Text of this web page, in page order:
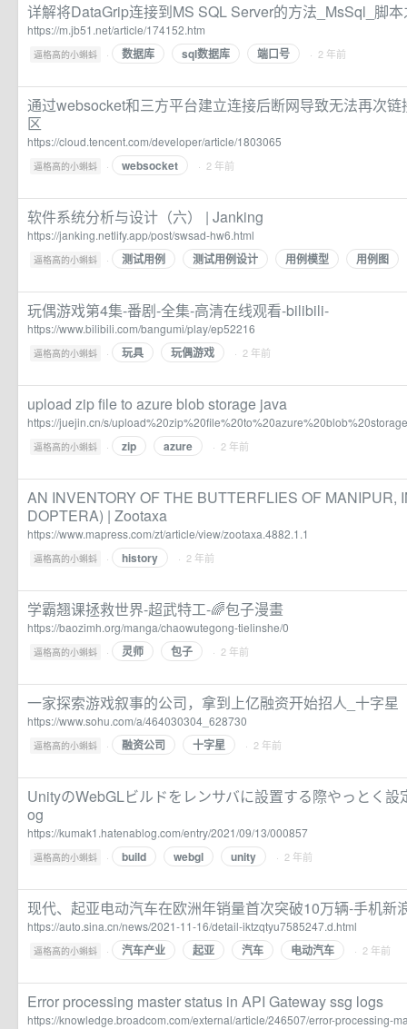
详解将DataGrip连接到MS SQL Server的方法_MsSql_脚
https://m.jb51.net/article/174152.htm
逼格高的小蝌蚪 · 数据库 sql数据库 端口号 · 2 年前
通过websocket和三方平台建立连接后断网导致无法再次
区
https://cloud.tencent.com/developer/article/1803065
逼格高的小蝌蚪 · websocket · 2 年前
软件系统分析与设计（六） | Janking
https://janking.netlify.app/post/swsad-hw6.html
逼格高的小蝌蚪 · 测试用例 测试用例设计 用例模型 用例图
玩偶游戏第4集-番剧-全集-高清在线观看-bilibili-
https://www.bilibili.com/bangumi/play/ep52216
逼格高的小蝌蚪 · 玩具 玩偶游戏 · 2 年前
upload zip file to azure blob storage java
https://juejin.cn/s/
逼格高的小蝌蚪 · zip azure · 2 年前
AN INVENTORY OF THE BUTTERFLIES OF MANIPUR,
DOPTERA) | Zootaxa
https://www.mapress.com/zt/article/view/zootaxa.4882.1.1
逼格高的小蝌蚪 · history · 2 年前
学霸翘课拯救世界-超武特工-🌈️包子漫畫
https://baozimh.org/manga/chaowutegong-tielinshe/0
逼格高的小蝌蚪 · 灵师 包子 · 2 年前
一家探索游戏叙事的公司，拿到上亿融资开始招人_十字星
https://www.sohu.com/a/464030304_628730
逼格高的小蝌蚪 · 融资公司 十字星 · 2 年前
UnityのWebGLビルドをレンサバに設置する際やっとく設
og
https://kumak1.hatenablog.com/entry/2021/09/13/000857
逼格高的小蝌蚪 · build webgl unity · 2 年前
现代、起亚电动汽车在欧洲年销量首次突破10万辆-手机新
https://auto.sina.cn/news/2021-11-16/detail-iktzqtyu7585247.d.html
逼格高的小蝌蚪 · 汽车产业 起亚 汽车 电动汽车 · 2 年前
Error processing master status in API Gateway ssg logs
https://knowledge.broadcom.com/external/article/246507/error-processing-